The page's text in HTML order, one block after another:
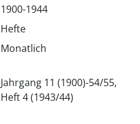
1900-1944
Hefte
Monatlich
Jahrgang 11 (1900)-54/55,
Heft 4 (1943/44)